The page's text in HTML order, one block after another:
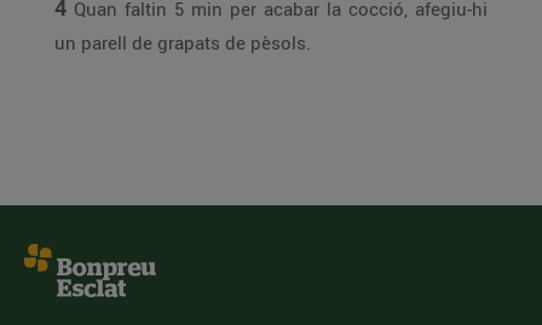
4 Quan faltin 5 min per acabar la cocció, afegiu-hi
un parell de grapats de pèsols.